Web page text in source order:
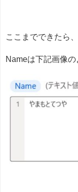
ここまでできたら
Nameは下記画像の